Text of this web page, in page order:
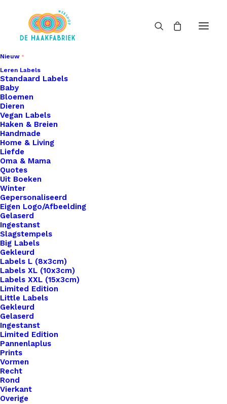
Nieuw
Leren Labels
Standaard Labels
Baby
Bloemen
Dieren
Vegan Labels
Haken & Breien
Handmade
Home & Living
Liefde
Oma & Mama
Quotes
Uit Boeken
Winter
Gepersonaliseerd
Eigen Logo/Afbeelding
Gelaserd
Ingestanst
Slagstempels
Big Labels
Gekleurd
Labels L (8x3cm)
Labels XL (10x3cm)
Labels XXL (15x3cm)
Limited Edition
Little Labels
Gekleurd
Gelaserd
Ingestanst
Limited Edition
Pannenlaplus
Prints
Vormen
Recht
Rond
Vierkant
Overige
Home Haken & Breien
Punch Needle
Patroon Varken
€
Duik in de wereld van punch needle met onze
direct te downloaden patronen! Met punch needle